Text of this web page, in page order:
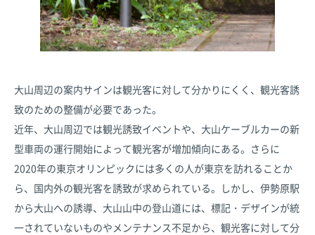
大山周辺の案内サインは観光客に対して分かりにくく、観光客誘
致のための整備が必要であった。
近年、大山周辺では観光誘致イベントや、大山ケーブルカーの新
型車両の運行開始によって観光客が増加傾向にある。さらに
2020年の東京オリンピックには多くの人が東京を訪れることか
ら、国内外の観光客を誘致が求められている。しかし、伊勢原駅
から大山への誘導、大山山中の登山道には、標記・デザインが統
一されていないものやメンテナンス不足から、観光客に対して分